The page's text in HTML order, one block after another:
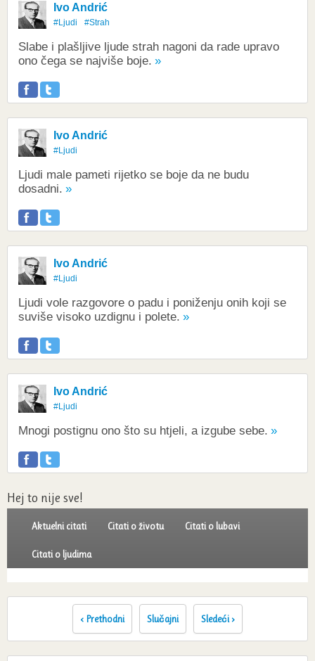
Ivo Andrić
#Ljudi #Strah
Slabe i plašljive ljude strah nagoni da rade upravo
ono čega se najviše boje.
Ivo Andrić
#Ljudi
Ljudi male pameti rijetko se boje da ne budu
dosadni.
Ivo Andrić
#Ljudi
Ljudi vole razgovore o padu i poniženju onih koji se
suviše visoko uzdignu i polete.
Ivo Andrić
#Ljudi
Mnogi postignu ono što su htjeli, a izgube sebe.
Hej to nije sve!
Aktuelni citati Citati o životu Citati o lubavi
Citati o ljudima
‹ Prethodni Slučajni Sledeći ›